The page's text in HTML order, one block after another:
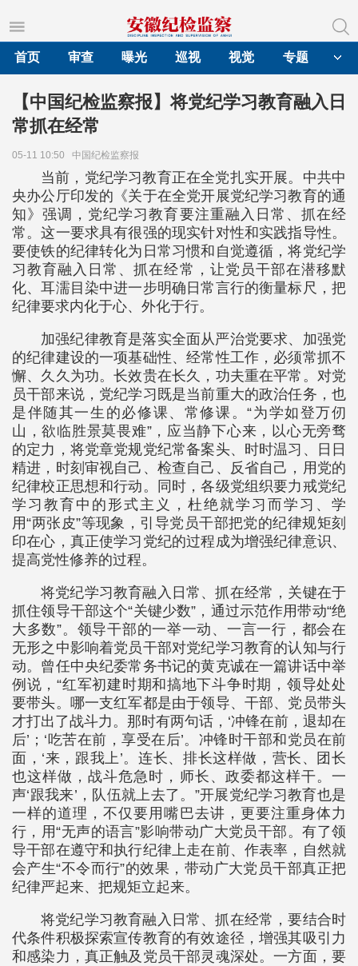
首页
审查 曝光 巡视 视觉 专题
【中国纪检监察报】将党纪学习教育融入日
常抓在经常
05-11 10:50 中国纪检监察报
当前，党纪学习教育正在全党扎实开展。中共中
央办公厅印发的《关于在全党开展党纪学习教育的通
知》强调，党纪学习教育要注重融入日常、抓在经
常。这一要求具有很强的现实针对性和实践指导性。
要使铁的纪律转化为日常习惯和自觉遵循，将党纪学
习教育融入日常、抓在经常，让党员干部在潜移默
化、耳濡目染中进一步明确日常言行的衡量标尺，把
纪律要求内化于心、外化于行。
加强纪律教育是落实全面从严治党要求、加强党
的纪律建设的一项基础性、经常性工作，必须常抓不
懈、久久为功。长效贵在长久，功夫重在平常。对党
员干部来说，党纪学习既是当前重大的政治任务，也
是伴随其一生的必修课、常修课。“为学如登万仞
山，欲临胜景莫畏难”，应当静下心来，以心无旁骛
的定力，将党章党规党纪常备案头、时时温习、日日
精进，时刻审视自己、检查自己、反省自己，用党的
纪律校正思想和行动。同时，各级党组织要力戒党纪
学习教育中的形式主义，杜绝就学习而学习、学
用“两张皮”等现象，引导党员干部把党的纪律规矩刻
印在心，真正使学习党纪的过程成为增强纪律意识、
提高党性修养的过程。
将党纪学习教育融入日常、抓在经常，关键在于
抓住领导干部这个“关键少数”，通过示范作用带动“绝
大多数”。领导干部的一举一动、一言一行，都会在
无形之中影响着党员干部对党纪学习教育的认知与行
动。曾任中央纪委常务书记的黄克诚在一篇讲话中举
例说，“红军初建时期和搞地下斗争时期，领导处处
要带头。哪一支红军都是由于领导、干部、党员带头
才打出了战斗力。那时有两句话，‘冲锋在前，退却在
后’；‘吃苦在前，享受在后’。冲锋时干部和党员在前
面，‘来，跟我上’。连长、排长这样做，营长、团长
也这样做，战斗危急时，师长、政委都这样干。一
声‘跟我来’，队伍就上去了。”开展党纪学习教育也是
一样的道理，不仅要用嘴巴去讲，更要注重身体力
行，用“无声的语言”影响带动广大党员干部。有了领
导干部在遵守和执行纪律上走在前、作表率，自然就
会产生“不令而行”的效果，带动广大党员干部真正把
纪律严起来、把规矩立起来。
将党纪学习教育融入日常、抓在经常，要结合时
代条件积极探索宣传教育的有效途径，增强其吸引力
和感染力，真正触及党员干部灵魂深处。一方面，要